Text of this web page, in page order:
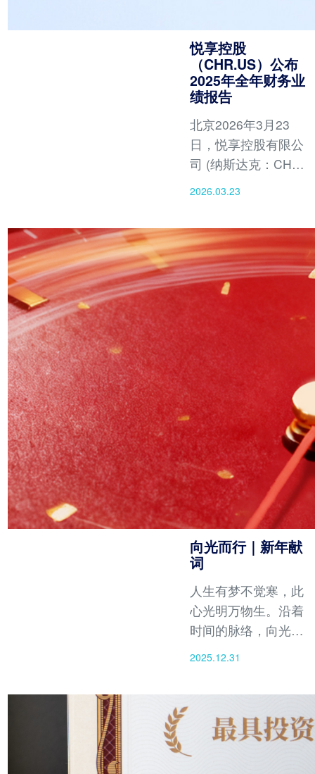
悦享控股
（CHR.US）公布
2025年全年财务业
绩报告
北京2026年3月23
日，悦享控股有限公
司 (纳斯达克：CHR)
今天公布截至2025年
2026.03.23
向光而行｜新年献
词
人生有梦不觉寒，此
心光明万物生。沿着
时间的脉络，向光而
行、一路向前，不惧
里，以从容不迫的姿
2025.12.31